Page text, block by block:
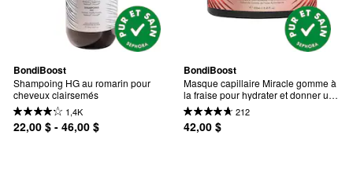
BondiBoost
Shampoing HG au romarin pour
cheveux clairsemés
1,4K
22,00 $ - 46,00 $
BondiBoost
Masque capillaire Miracle gomme à
la fraise pour hydrater et donner un
éclat à vos cheveux.
212
42,00 $